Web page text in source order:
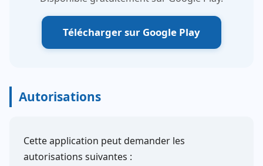
Télécharger sur Google Play
Autorisations
Cette application peut demander les
autorisations suivantes :